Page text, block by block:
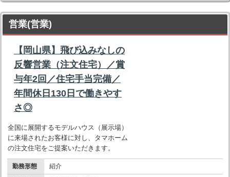
営業(営業)
【岡山県】飛び込みなしの
反響営業（注文住宅）／賞
与年2回／住宅手当完備／
年間休日130日で働きやす
さ◎
全国に展開するモデルハウス（展示場）
に来場されたお客様に対し、タマホーム
の注文住宅をご提案いただきます。
勤務形態 紹介